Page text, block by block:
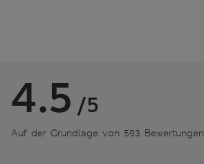
4.5 /5
Auf der Grundlage von 593 Bewertungen